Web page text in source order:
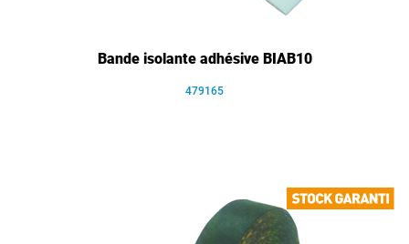
Bande isolante adhésive BIAB10
479165